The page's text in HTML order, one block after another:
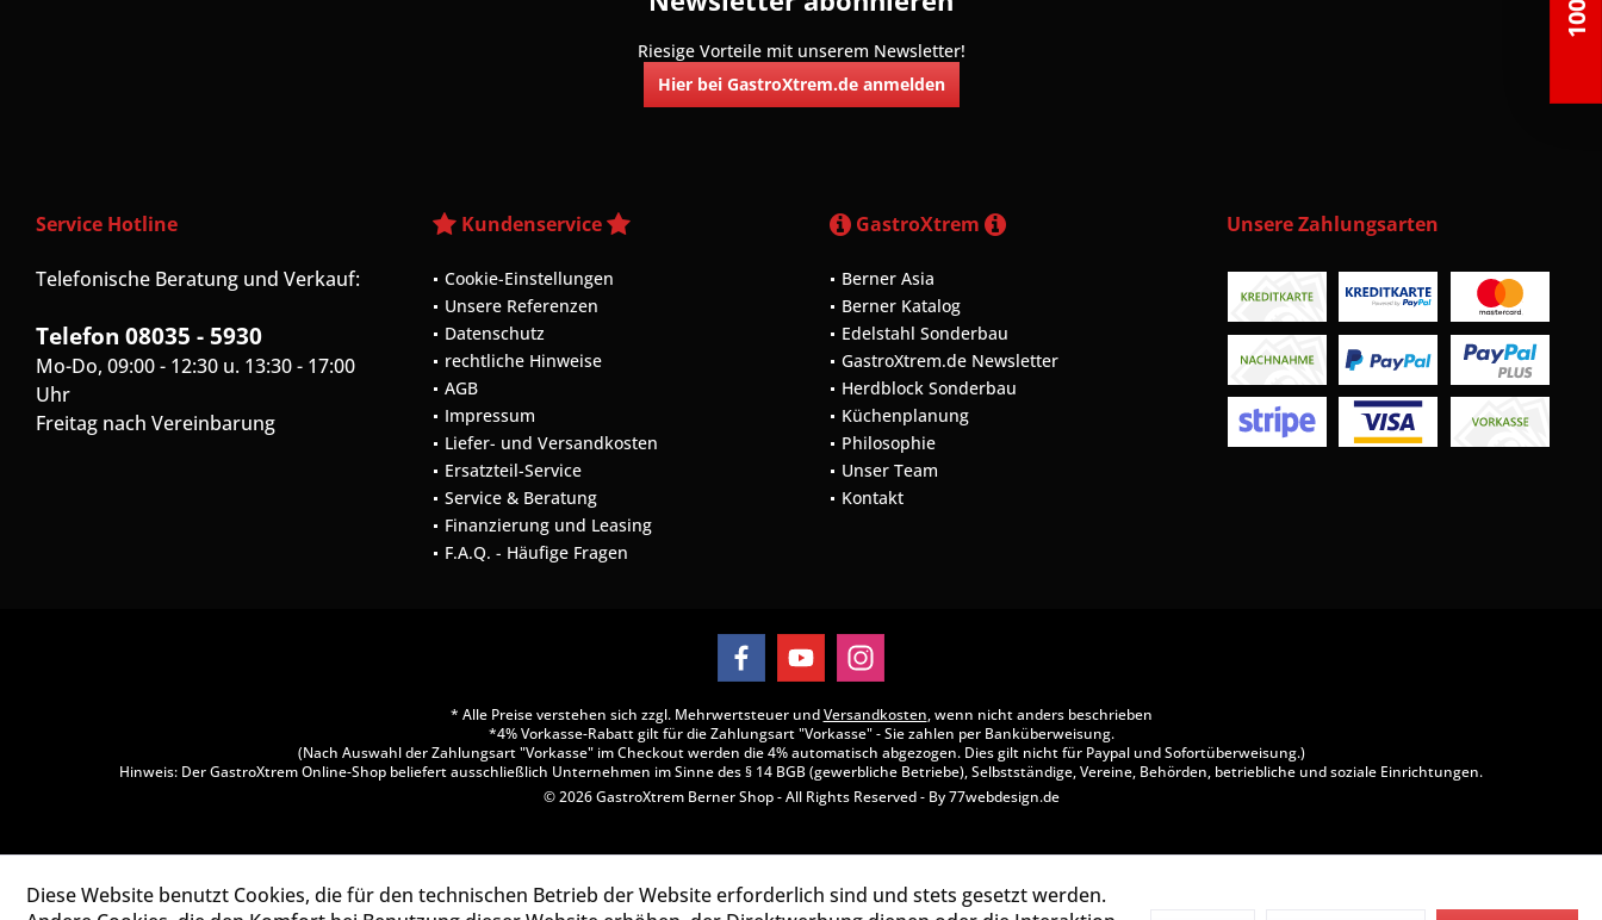
Riesige Vorteile mit unserem Newsletter!
Hier bei GastroXtrem.de anmelden
Service Hotline
Telefonische Beratung und Verkauf:
Telefon 08035 - 5930
Mo-Do, 09:00 - 12:30 u. 13:30 - 17:00
Uhr
Freitag nach Vereinbarung
Kundenservice
Cookie-Einstellungen
Unsere Referenzen
Datenschutz
rechtliche Hinweise
AGB
Impressum
Liefer- und Versandkosten
Ersatzteil-Service
Service & Beratung
Finanzierung und Leasing
F.A.Q. - Häufige Fragen
GastroXtrem
Berner Asia
Berner Katalog
Edelstahl Sonderbau
GastroXtrem.de Newsletter
Herdblock Sonderbau
Küchenplanung
Philosophie
Unser Team
Kontakt
Unsere Zahlungsarten
* Alle Preise verstehen sich zzgl. Mehrwertsteuer undVersandkosten, wenn nicht anders beschrieben
*4% Vorkasse-Rabatt gilt für die Zahlungsart "Vorkasse" - Sie zahlen per Banküberweisung.
(Nach Auswahl der Zahlungsart "Vorkasse" im Checkout werden die 4% automatisch abgezogen. Dies gilt nicht für Paypal und Sofortüberweisung.)
Hinweis: Der GastroXtrem Online-Shop beliefert ausschließlich Unternehmen im Sinne des § 14 BGB (gewerbliche Betriebe), Selbstständige, Vereine, Behörden, betriebliche und soziale Einrichtungen.
© 2026 GastroXtrem Berner Shop - All Rights Reserved - By77webdesign.de
Diese Website benutzt Cookies, die für den technischen Betrieb der Website erforderlich sind und stets gesetzt werden.